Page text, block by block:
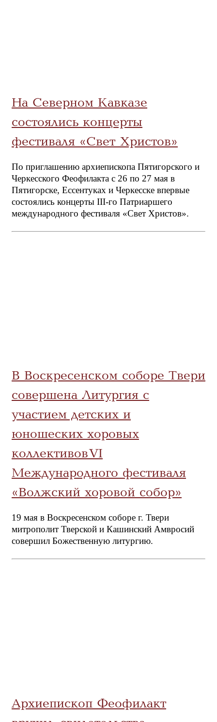
На Северном Кавказе
состоялись концерты
фестиваля «Свет Христов»
По приглашению архиепископа Пятигорского и
Черкесского Феофилакта с 26 по 27 мая в
Пятигорске, Ессентуках и Черкесске впервые
состоялись концерты III-го Патриаршего
международного фестиваля «Свет Христов».
В Воскресенском соборе Твери
совершена Литургия с
участием детских и
юношеских хоровых
коллективов VI
Международного фестиваля
«Волжский хоровой собор»
19 мая в Воскресенском соборе г. Твери
митрополит Тверской и Кашинский Амвросий
совершил Божественную литургию.
Архиепископ Феофилакт